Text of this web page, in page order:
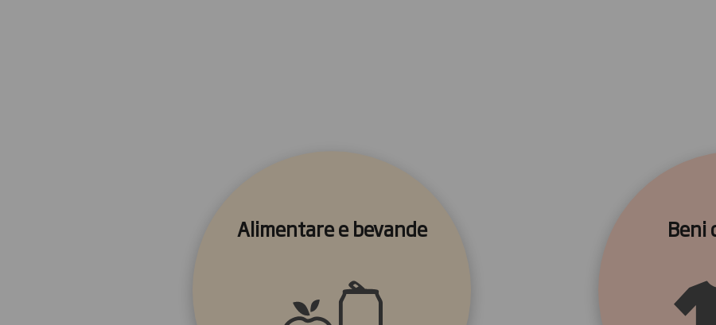
Alimentare e bevande Beni